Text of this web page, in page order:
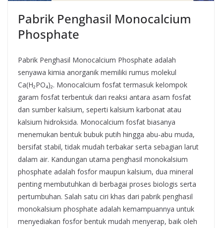
Pabrik Penghasil Monocalcium
Phosphate
Pabrik Penghasil Monocalcium Phosphate adalah
senyawa kimia anorganik memiliki rumus molekul
Ca(H₂PO₄)₂. Monocalcium fosfat termasuk kelompok
garam fosfat terbentuk dari reaksi antara asam fosfat
dan sumber kalsium, seperti kalsium karbonat atau
kalsium hidroksida. Monocalcium fosfat biasanya
menemukan bentuk bubuk putih hingga abu-abu muda,
bersifat stabil, tidak mudah terbakar serta sebagian larut
dalam air. Kandungan utama penghasil monokalsium
phosphate adalah fosfor maupun kalsium, dua mineral
penting membutuhkan di berbagai proses biologis serta
pertumbuhan. Salah satu ciri khas dari pabrik penghasil
monokalsium phosphate adalah kemampuannya untuk
menyediakan fosfor bentuk mudah menyerap, baik oleh